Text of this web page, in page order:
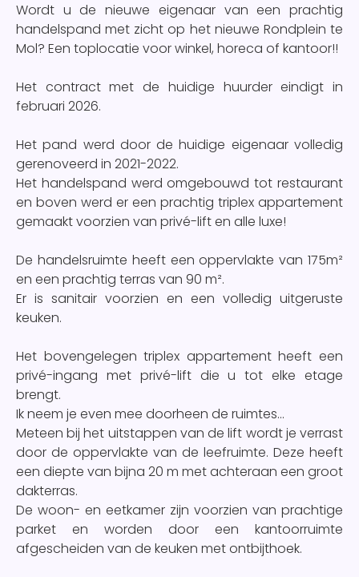
Wordt u de nieuwe eigenaar van een prachtig
handelspand met zicht op het nieuwe Rondplein te
Mol? Een toplocatie voor winkel, horeca of kantoor!!
Het contract met de huidige huurder eindigt in
februari 2026.
Het pand werd door de huidige eigenaar volledig
gerenoveerd in 2021-2022.
Het handelspand werd omgebouwd tot restaurant
en boven werd er een prachtig triplex appartement
gemaakt voorzien van privé-lift en alle luxe!
De handelsruimte heeft een oppervlakte van 175m²
en een prachtig terras van 90 m².
Er is sanitair voorzien en een volledig uitgeruste
keuken.
Het bovengelegen triplex appartement heeft een
privé-ingang met privé-lift die u tot elke etage
brengt.
Ik neem je even mee doorheen de ruimtes...
Meteen bij het uitstappen van de lift wordt je verrast
door de oppervlakte van de leefruimte. Deze heeft
een diepte van bijna 20 m met achteraan een groot
dakterras.
De woon- en eetkamer zijn voorzien van prachtige
parket en worden door een kantoorruimte
afgescheiden van de keuken met ontbijthoek.